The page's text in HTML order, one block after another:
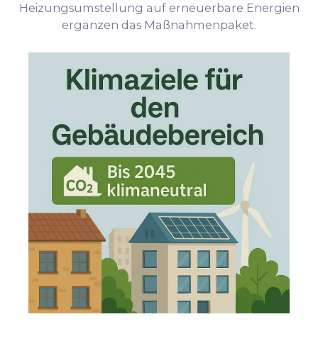
Heizungsumstellung auf erneuerbare Energien
ergänzen das Maßnahmenpaket.